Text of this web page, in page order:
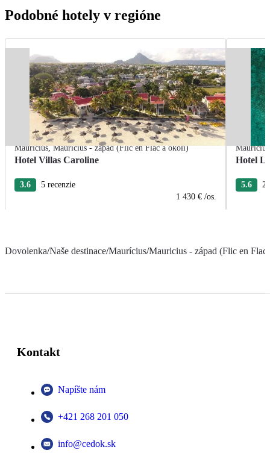
Podobné hotely v regióne
Maurícius,Mauricius - západ (Flic en Flac a okolí)
Hotel Villas Caroline
3.6
5 recenzie
1 430 € /os.
Maurícius
Hotel
5.6
Dovolenka/Naše destinace/Maurícius/Mauricius - západ (Flic en Flac
Kontakt
Napíšte nám
+421 268 201 050
info@cedok.sk